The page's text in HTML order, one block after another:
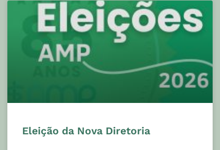
Eleição da Nova Diretoria